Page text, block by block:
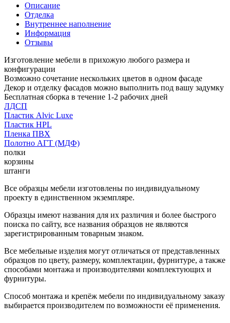
Описание
Отделка
Внутреннее наполнение
Информация
Отзывы
Изготовление мебели в прихожую любого размера и
конфигурации
Возможно сочетание нескольких цветов в одном фасаде
Декор и отделку фасадов можно выполнить под вашу задумку
Бесплатная сборка в течение 1-2 рабочих дней
ЛДСП
Пластик Alvic Luxe
Пластик HPL
Пленка ПВХ
Полотно АГТ (МДФ)
полки
корзины
штанги
Все образцы мебели изготовлены по индивидуальному
проекту в единственном экземпляре.
Образцы имеют названия для их различия и более быстрого
поиска по сайту, все названия образцов не являются
зарегистрированным товарным знаком.
Все мебельные изделия могут отличаться от представленных
образцов по цвету, размеру, комплектации, фурнитуре, а также
способами монтажа и производителями комплектующих и
фурнитуры.
Способ монтажа и крепёж мебели по индивидуальному заказу
выбирается производителем по возможности её применения.